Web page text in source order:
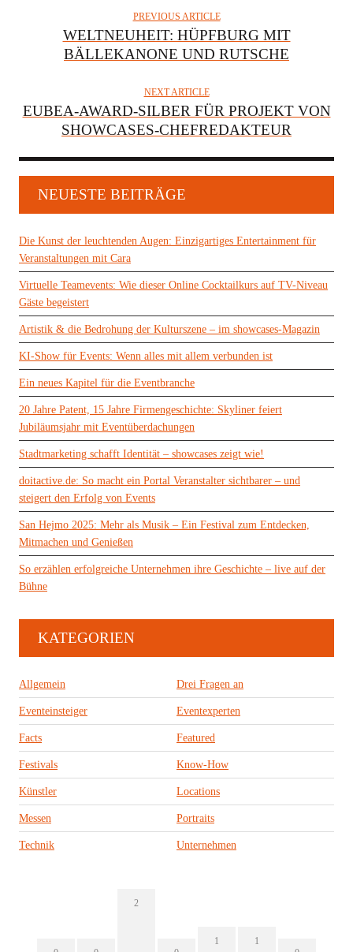
PREVIOUS ARTICLE
WELTNEUHEIT: HÜPFBURG MIT
BÄLLEKANONE UND RUTSCHE
NEXT ARTICLE
EUBEA-AWARD-SILBER FÜR PROJEKT VON
SHOWCASES-CHEFREDAKTEUR
NEUESTE BEITRÄGE
Die Kunst der leuchtenden Augen: Einzigartiges Entertainment für
Veranstaltungen mit Cara
Virtuelle Teamevents: Wie dieser Online Cocktailkurs auf TV-Niveau
Gäste begeistert
Artistik & die Bedrohung der Kulturszene – im showcases-Magazin
KI-Show für Events: Wenn alles mit allem verbunden ist
Ein neues Kapitel für die Eventbranche
20 Jahre Patent, 15 Jahre Firmengeschichte: Skyliner feiert
Jubiläumsjahr mit Eventüberdachungen
Stadtmarketing schafft Identität – showcases zeigt wie!
doitactive.de: So macht ein Portal Veranstalter sichtbarer – und
steigert den Erfolg von Events
San Hejmo 2025: Mehr als Musik – Ein Festival zum Entdecken,
Mitmachen und Genießen
So erzählen erfolgreiche Unternehmen ihre Geschichte – live auf der
Bühne
KATEGORIEN
Allgemein Drei Fragen an
Eventeinsteiger Eventexperten
Facts Featured
Festivals Know-How
Künstler Locations
Messen Portraits
Technik Unternehmen
2
1
1